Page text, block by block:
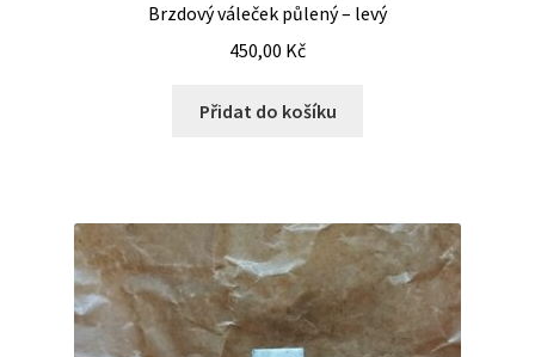
Brzdový váleček půlený – levý
450,00 Kč
Přidat do košíku